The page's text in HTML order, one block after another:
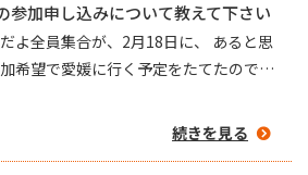
参加申し込みについて教えて下さい
よ全員集合が、2月18日に、 あると思
希望で愛媛に行く予定をたてたのです
教えて下さい。よろしくお願いします。
続きを見る